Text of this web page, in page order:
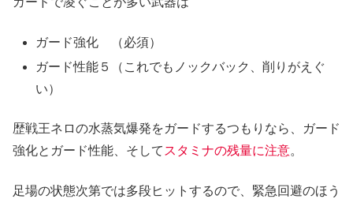
ガード強化 （必須）
ガード性能５（これでもノックバック、削りがえぐ
い）
歴戦王ネロの水蒸気爆発をガードするつもりなら、ガード
強化とガード性能、そして スタミナの残量に注意。
足場の状態次第では多段ヒットするので、緊急回避のほう